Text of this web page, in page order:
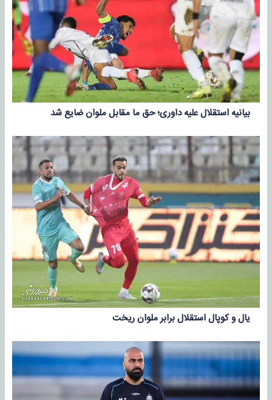
بیانیه استقلال علیه داوری؛ حق ما مقابل ملوان ضایع شد
یال و کوپال استقلال برابر ملوان ریخت